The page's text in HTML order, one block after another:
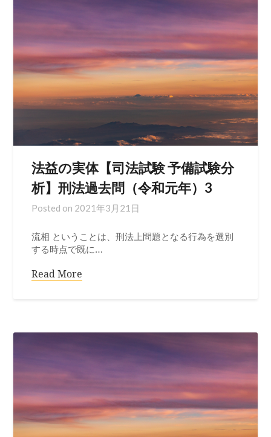
法益の実体【司法試験 予備試験分
析】刑法過去問（令和元年）3
Posted on 2021年3月21日
流相 ということは、刑法上問題となる行為を選別
する時点で既に…
Read More